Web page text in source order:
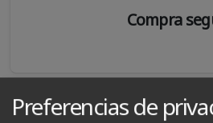
Compra
Preferencias de